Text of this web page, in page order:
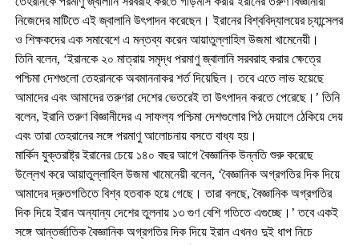
নিজেদের মাটিতে এই জ্বালানি উৎপাদন করেছেন। ইরানের বিশ্ববিদ্যালয়ের চ্যান্সেলর
ও শিক্ষকদের এক সমাবেশে এ মন্তব্য করেন আয়াতুল্লাহিল উজমা খামেনেয়ী।
তিনি বলেন, ‘ইরানকে ২০ মাত্রায় সমৃদ্ধ পরমাণু জ্বালানি সরবরাহ করার ক্ষেত্রে
পশ্চিমা দেশগুলো তেহরানকে অবমাননাকর শর্ত দিয়েছিল। তবে এতে লাভ হয়েছে
আমাদের এবং আমাদের তরুণরা দেশের ভেতরেই তা উৎপাদন করতে পেরেছে।’ তিনি
বলেন, ইরানি তরুণ বিজ্ঞানীদের এ সাফল্য পশ্চিমা দেশগুলোর পিঠ দেয়ালে ঠেকিয়ে দেয়
এবং তারা তেহরানের সঙ্গে পরমাণু আলোচনায় বসতে বাধ্য হয়।
মার্কিন যুক্তরাষ্ট্র ইরানের চেয়ে ১৪০ বছর আগে বৈজ্ঞানিক উন্নতি শুরু করেছে
উল্লেখ করে আয়াতুল্লাহিল উজমা খামেনেয়ী বলেন, ‘বৈজ্ঞানিক অগ্রগতির দিক দিয়ে
আমাদের দ্রুতগতিতে বিশ্ব হতবাক হয়ে গেছে। তারা বলছে, বৈজ্ঞানিক অগ্রগতির
দিক দিয়ে ইরান অন্যান্য দেশের তুলনায় ১৩ গুণ বেশি গতিতে এগুচ্ছে।’ তবে একই
সঙ্গে আন্তর্জাতিক বৈজ্ঞানিক অগ্রগতির দিক দিয়ে ইরান এখনও দুই ধাপ নিচে